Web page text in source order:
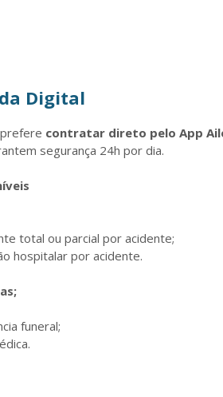
Digital
contratar direto pelo App
segurança 24h por dia.
total ou parcial por acidente;
hospitalar por acidente.
funeral;